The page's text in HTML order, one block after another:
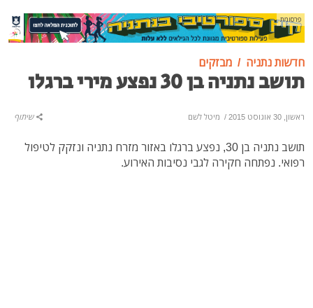
פרסומת
חדשות נתניה מבזקים
תושב נתניה בן 30 נפצע מירי ברגלו
ראשון, 30 אוגוסט 2015 / מיטל לשם שיתוף
תושב נתניה בן 30, נפצע ברגלו באזור מזרח נתניה ונזקק לטיפול
רפואי. נפתחה חקירה לגבי נסיבות האירוע.